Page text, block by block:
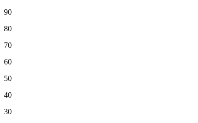
90
80
70
60
50
40
30